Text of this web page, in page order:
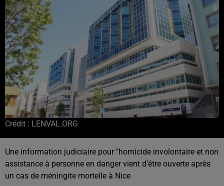
Crédit : LENVAL.ORG
Une information judiciaire pour "homicide involontaire et non
assistance à personne en danger vient d’être ouverte après
un cas de méningite mortelle à Nice